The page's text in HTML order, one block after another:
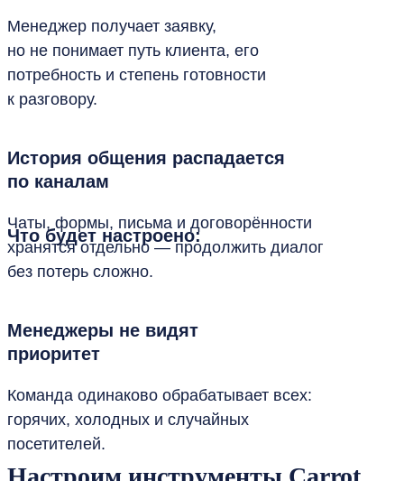
Менеджер получает заявку,
но не понимает путь клиента, его
потребность и степень готовности
к разговору.
История общения распадается
по каналам
Чаты, формы, письма и договорённости
хранятся отдельно — продолжить диалог
без потерь сложно.
Менеджеры не видят
приоритет
Команда одинаково обрабатывает всех:
горячих, холодных и случайных
посетителей.
Что будет настроено: